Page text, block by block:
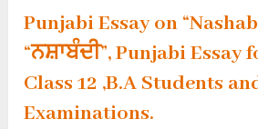
Punjabi Essay on
“ਨਸ਼ਾਬੰਦੀ”, Punjabi Essay
Class 12 ,B.A Students
Examinations.